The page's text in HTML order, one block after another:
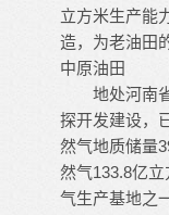
立方米生产能
造，为老油田
中原油田
地处河南省
探开发建设，
然气地质储量
然气133.8亿
气生产基地之